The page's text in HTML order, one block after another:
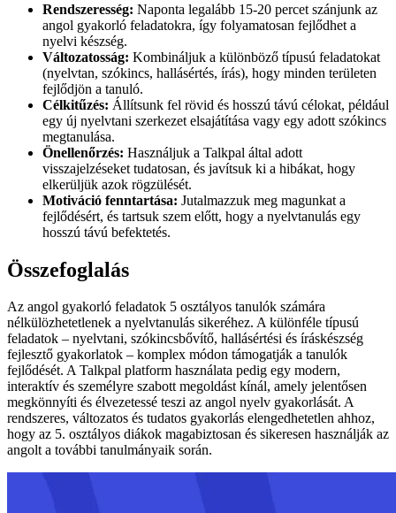
Rendszeresség: Naponta legalább 15-20 percet szánjunk az
angol gyakorló feladatokra, így folyamatosan fejlődhet a
nyelvi készség.
Változatosság: Kombináljuk a különböző típusú feladatokat
(nyelvtan, szókincs, hallásértés, írás), hogy minden területen
fejlődjön a tanuló.
Célkitűzés: Állítsunk fel rövid és hosszú távú célokat, például
egy új nyelvtani szerkezet elsajátítása vagy egy adott szókincs
megtanulása.
Önellenőrzés: Használjuk a Talkpal által adott
visszajelzéseket tudatosan, és javítsuk ki a hibákat, hogy
elkerüljük azok rögzülését.
Motiváció fenntartása: Jutalmazzuk meg magunkat a
fejlődésért, és tartsuk szem előtt, hogy a nyelvtanulás egy
hosszú távú befektetés.
Összefoglalás
Az angol gyakorló feladatok 5 osztályos tanulók számára
nélkülözhetetlenek a nyelvtanulás sikeréhez. A különféle típusú
feladatok – nyelvtani, szókincsbővítő, hallásértési és íráskészség
fejlesztő gyakorlatok – komplex módon támogatják a tanulók
fejlődését. A Talkpal platform használata pedig egy modern,
interaktív és személyre szabott megoldást kínál, amely jelentősen
megkönnyíti és élvezetessé teszi az angol nyelv gyakorlását. A
rendszeres, változatos és tudatos gyakorlás elengedhetetlen ahhoz,
hogy az 5. osztályos diákok magabiztosan és sikeresen használják az
angolt a további tanulmányaik során.